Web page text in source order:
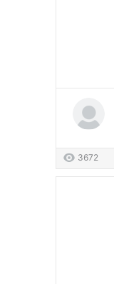
3672